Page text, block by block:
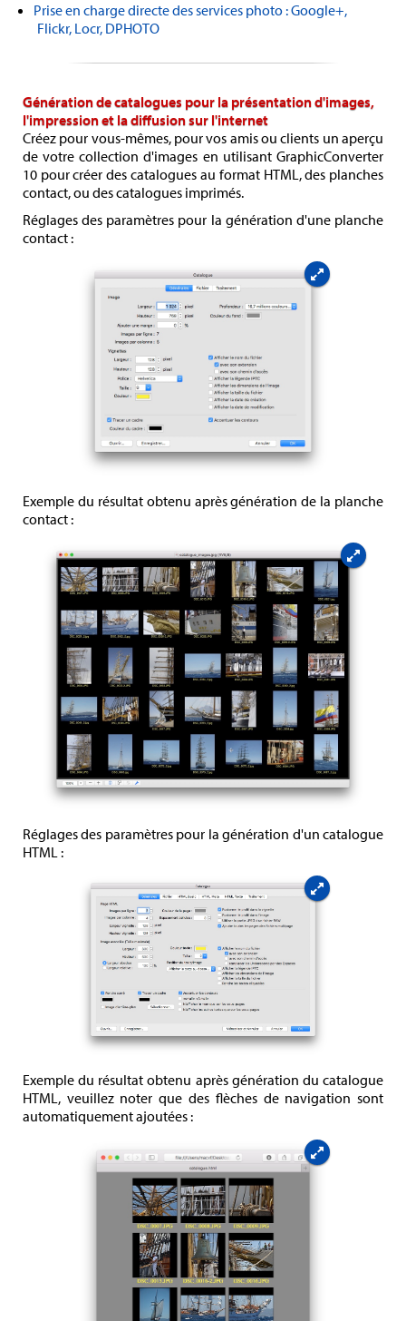
Prise en charge directe des services photo : Google+,
Flickr, Locr, DPHOTO
Génération de catalogues pour la présentation d'images,
l'impression et la diffusion sur l'internet
Créez pour vous-mêmes, pour vos amis ou clients un aperçu
de votre collection d'images en utilisant GraphicConverter
10 pour créer des catalogues au format HTML, des planches
contact, ou des catalogues imprimés.
Réglages des paramètres pour la génération d'une planche
contact :
Exemple du résultat obtenu après génération de la planche
contact :
Réglages des paramètres pour la génération d'un catalogue
HTML :
Exemple du résultat obtenu après génération du catalogue
HTML, veuillez noter que des flèches de navigation sont
automatiquement ajoutées :